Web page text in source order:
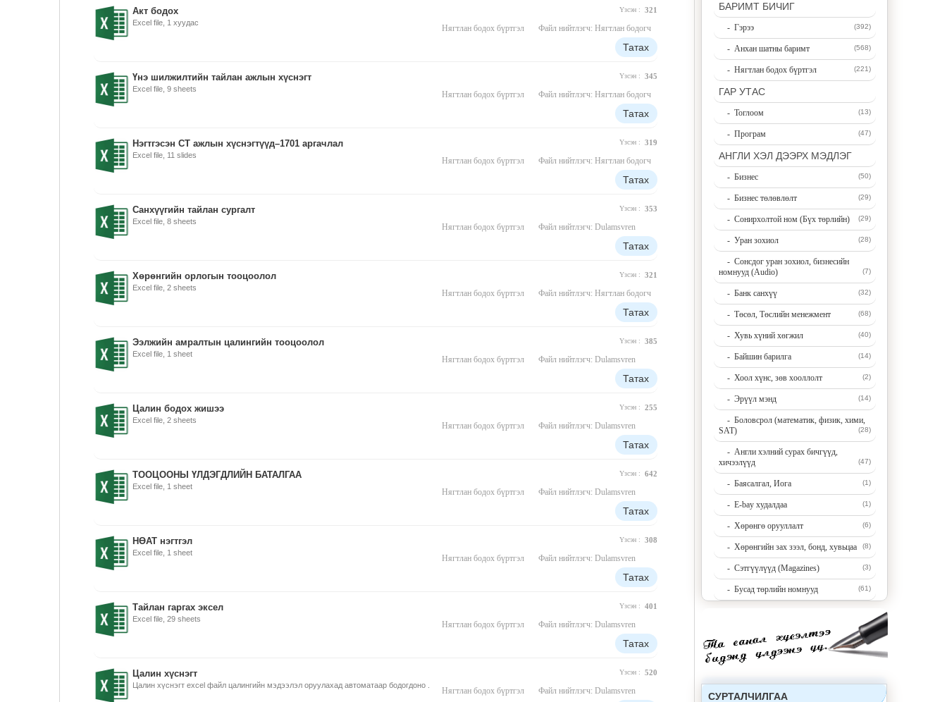
Акт бодох Үзсэн : 321
Excel file, 1 хуудас
Нягтлан бодох бүртгэл Файл нийтлэгч: Нягтлан бодогч
Татах
Үнэ шилжилтийн тайлан ажлын хүснэгт Үзсэн : 345
Excel file, 9 sheets
Нягтлан бодох бүртгэл Файл нийтлэгч: Нягтлан бодогч
Татах
Нэгтгэсэн СТ ажлын хүснэгтүүд–1701 аргачлал Үзсэн : 319
Excel file, 11 slides
Нягтлан бодох бүртгэл Файл нийтлэгч: Нягтлан бодогч
Татах
Санхүүгийн тайлан сургалт Үзсэн : 353
Excel file, 8 sheets
Нягтлан бодох бүртгэл Файл нийтлэгч: Dulamsvren
Татах
Хөрөнгийн орлогын тооцоолол Үзсэн : 321
Excel file, 2 sheets
Нягтлан бодох бүртгэл Файл нийтлэгч: Нягтлан бодогч
Татах
Ээлжийн амралтын цалингийн тооцоолол Үзсэн : 385
Excel file, 1 sheet
Нягтлан бодох бүртгэл Файл нийтлэгч: Dulamsvren
Татах
Цалин бодох жишээ Үзсэн : 255
Excel file, 2 sheets
Нягтлан бодох бүртгэл Файл нийтлэгч: Dulamsvren
Татах
ТООЦООНЫ ҮЛДЭГДЛИЙН БАТАЛГАА Үзсэн : 642
Excel file, 1 sheet
Нягтлан бодох бүртгэл Файл нийтлэгч: Dulamsvren
Татах
НӨАТ нэгтгэл Үзсэн : 308
Excel file, 1 sheet
Нягтлан бодох бүртгэл Файл нийтлэгч: Dulamsvren
Татах
Тайлан гаргах эксел Үзсэн : 401
Excel file, 29 sheets
Нягтлан бодох бүртгэл Файл нийтлэгч: Dulamsvren
Татах
Цалин хүснэгт Үзсэн : 520
Цалин хүснэгт excel файл цалингийн мэдээлэл оруулахад автоматаар бодогдоно .
Нягтлан бодох бүртгэл Файл нийтлэгч: Dulamsvren
БАРИМТ БИЧИГ
- Гэрээ (392)
- Анхан шатны баримт (568)
- Нягтлан бодох бүртгэл (221)
ГАР УТАС
- Тоглоом (13)
- Програм (47)
АНГЛИ ХЭЛ ДЭЭРХ МЭДЛЭГ
- Бизнес (50)
- Бизнес төлөвлөлт (29)
- Сонирхолтой ном (Бүх төрлийн) (29)
- Уран зохиол (28)
- Сонсдог уран зохиол, бизнесийн
номнууд (Audio)
(7)
- Банк санхүү (32)
- Төсөл, Төслийн менежмент (68)
- Хувь хүний хөгжил (40)
- Байшин барилга (14)
- Хоол хүнс, зөв хооллолт (2)
- Эрүүл мэнд (14)
- Боловсрол (математик, физик, хими,
SAT)
(28)
- Англи хэлний сурах бичгүүд,
хичээлүүд
(47)
- Баясалгал, Иога (1)
- E-bay худалдаа (1)
- Хөрөнгө орууллалт (6)
- Хөрөнгийн зах зээл, бонд, хувьцаа (8)
- Сэтгүүлүүд (Magazines) (3)
- Бусад төрлийн номнууд (61)
СУРТАЛЧИЛГАА